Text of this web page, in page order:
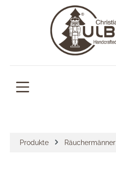
Produkte Räuchermänner